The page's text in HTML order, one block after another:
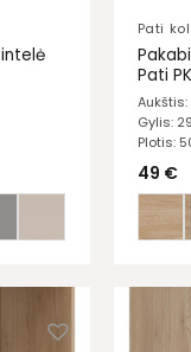
Pati
Pati
Gylis:
Plotis:
49 €